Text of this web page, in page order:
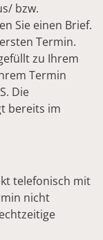
bzw.
Sie einen Brief.
Termin.
zu Ihrem
Termin
Die
bereits im
telefonisch mit
nicht